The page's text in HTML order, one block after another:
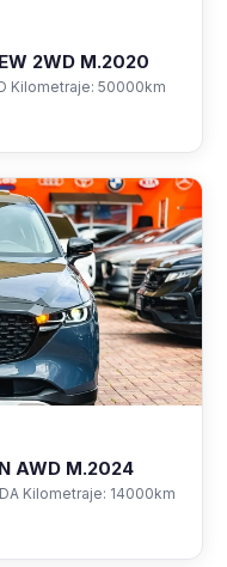
2WD M.2020
Kilometraje: 50000km
AWD M.2024
Kilometraje: 14000km